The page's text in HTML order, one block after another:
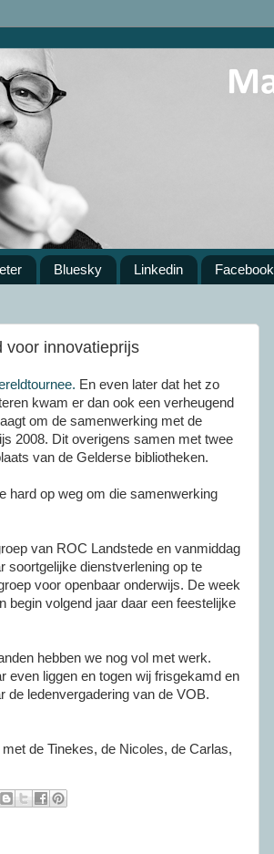
Bluesky Linkedin Facebook
voor innovatieprijs
En even later dat het zo
kwam er dan ook een verheugend
om de samenwerking met de
2008. Dit overigens samen met twee
van de Gelderse bibliotheken.
hard op weg om die samenwerking
van ROC Landstede en vanmiddag
soortgelijke dienstverlening op te
voor openbaar onderwijs. De week
begin volgend jaar daar een feestelijke
hebben we nog vol met werk.
even liggen en togen wij frisgekamd en
de ledenvergadering van de VOB.
de Tinekes, de Nicoles, de Carlas,